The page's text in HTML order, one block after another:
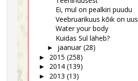
Ei, mul on pealkiri puudu
Veebruarikuus kõik on uus
Water your body
Kuidas Sul läheb?
► jaanuar (28)
► 2015 (258)
► 2014 (139)
► 2013 (13)